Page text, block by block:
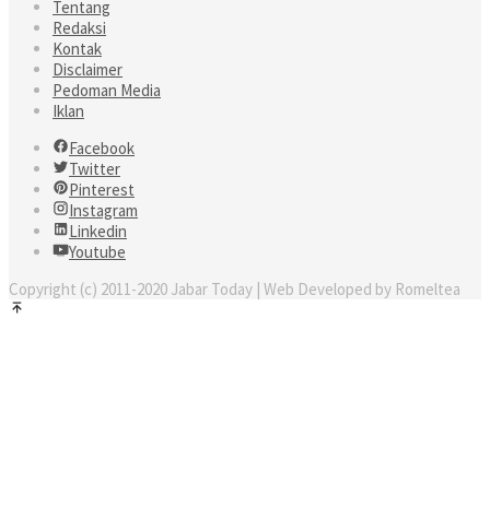
Tentang
Redaksi
Kontak
Disclaimer
Pedoman Media
Iklan
Facebook
Twitter
Pinterest
Instagram
Linkedin
Youtube
Copyright (c) 2011-2020 Jabar Today | Web Developed by Romeltea